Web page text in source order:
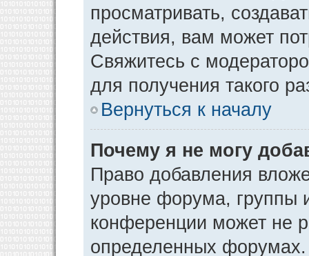
просматривать,
действия, вам может
Свяжитесь с
для получения такого
Вернуться к началу
Почему я не могу
Право добавления
уровне форума, группы
конференции может не
определенных